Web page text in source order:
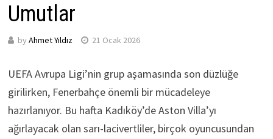
Umutlar
by Ahmet Yıldız 21 Ocak 2026
UEFA Avrupa Ligi’nin grup aşamasında son düzlüğe
girilirken, Fenerbahçe önemli bir mücadeleye
hazırlanıyor. Bu hafta Kadıköy’de Aston Villa’yı
ağırlayacak olan sarı-lacivertliler, birçok oyuncusundan